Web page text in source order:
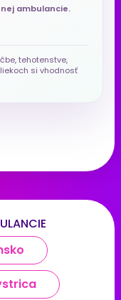
ambulancie.
tehotenstve,
si vhodnosť